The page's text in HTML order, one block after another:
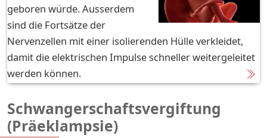
geboren würde. Ausserdem
sind die Fortsätze der
Nervenzellen mit einer isolierenden Hülle verkleidet,
damit die elektrischen Impulse schneller weitergeleitet
werden können.
Schwangerschaftsvergiftung
(Präeklampsie)